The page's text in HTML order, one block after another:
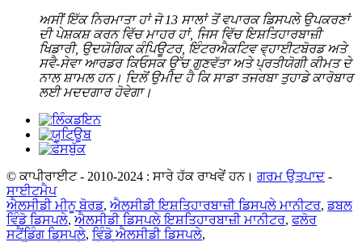
ਅਸੀਂ ਇੱਕ ਨਿਰਮਾਤਾ ਹਾਂ ਜੋ 13 ਸਾਲਾਂ ਤੋਂ ਵਪਾਰਕ ਡਿਸਪਲੇ ਉਪਕਰਣਾਂ
ਦੀ ਪੇਸ਼ਕਸ਼ ਕਰਨ ਵਿੱਚ ਮਾਹਰ ਹਾਂ, ਜਿਸ ਵਿੱਚ ਇਸ਼ਤਿਹਾਰਬਾਜ਼ੀ
ਖਿਡਾਰੀ, ਉਦਯੋਗਿਕ ਕੰਪਿਊਟਰ, ਇੰਟਰਐਕਟਿਵ ਵ੍ਹਾਈਟਬੋਰਡ ਅਤੇ
ਸਵੈ-ਸੇਵਾ ਆਰਡਰ ਕਿਓਸਕ ਉੱਚ ਗੁਣਵੱਤਾ ਅਤੇ ਪ੍ਰਤੀਯੋਗੀ ਕੀਮਤ ਦੇ
ਨਾਲ ਸ਼ਾਮਲ ਹਨ। ਦਿਲੋਂ ਉਮੀਦ ਹੈ ਕਿ ਸਾਡਾ ਤਜਰਬਾ ਤੁਹਾਡੇ ਕਾਰੋਬਾਰ
ਲਈ ਮਦਦਗਾਰ ਹੋਵੇਗਾ।
© ਕਾਪੀਰਾਈਟ - 2010-2024 : ਸਾਰੇ ਹੱਕ ਰਾਖਵੇਂ ਹਨ। ਗਰਮ ਉਤਪਾਦ -
ਸਾਈਟਮੈਪ
ਐਲਸੀਡੀ ਮੀਨੂ ਬੋਰਡ, ਐਲਸੀਡੀ ਇਸ਼ਤਿਹਾਰਬਾਜ਼ੀ ਡਿਸਪਲੇ ਮਾਨੀਟਰ,ਡਬਲ
ਵਿੰਡੋ ਡਿਸਪਲੇ, ਐਲਸੀਡੀ ਡਿਸਪਲੇ ਇਸ਼ਤਿਹਾਰਬਾਜ਼ੀ ਮਾਨੀਟਰ,ਫਲੋਰ
ਸਟੈਂਡਿੰਗ ਡਿਸਪਲੇ, ਵਿੰਡੋ ਐਲਸੀਡੀ ਡਿਸਪਲੇ,